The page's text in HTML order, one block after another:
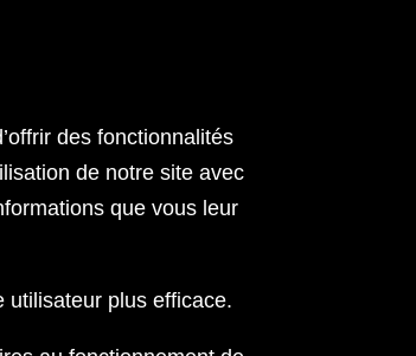
des fonctionnalités
de notre site avec
que vous leur
utilisateur plus efficace.